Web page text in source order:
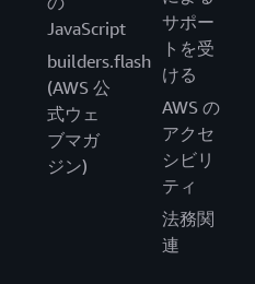
JavaScript
builders.flash
(AWS 公
式ウェ
ブマガ
ジン)
サポー
トを受
ける
AWS の
アクセ
シビリ
ティ
法務関
連